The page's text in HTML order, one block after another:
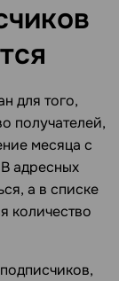
для того,
получателей,
месяца с
адресных
а в списке
количество